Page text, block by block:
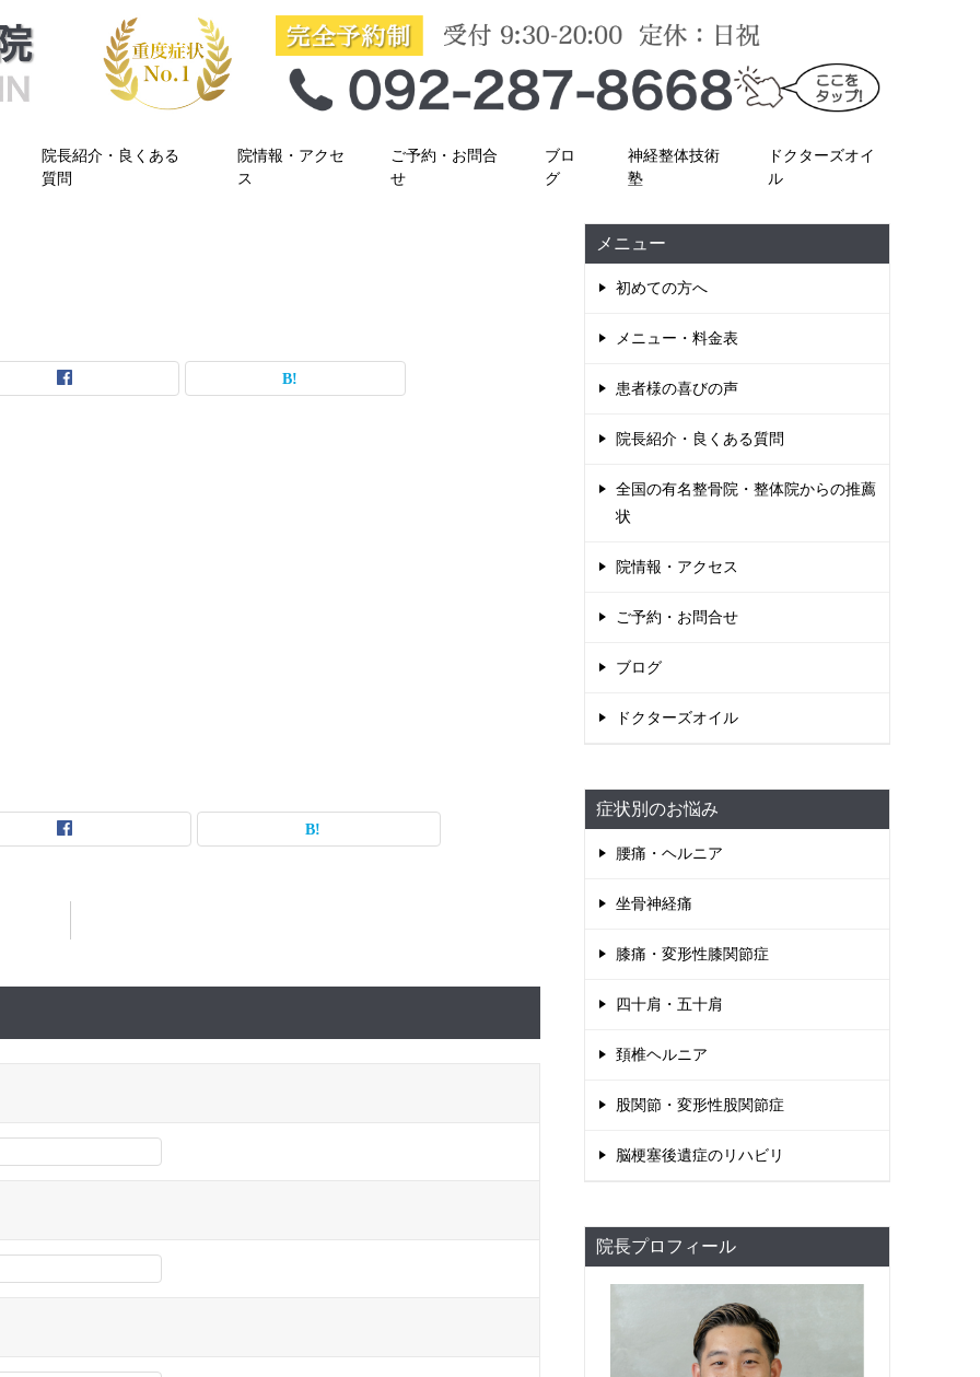
院長紹介・良くある
質問
院情報・アクセ
ス
ご予約・お問合
せ
ブロ
グ
神経整体技術
塾
ドクターズオイ
ル
メニュー
初めての方へ
メニュー・料金表
患者様の喜びの声
院長紹介・良くある質問
全国の有名整骨院・整体院からの推薦
状
院情報・アクセス
ご予約・お問合せ
ブログ
ドクターズオイル
症状別のお悩み
腰痛・ヘルニア
坐骨神経痛
膝痛・変形性膝関節症
四十肩・五十肩
頚椎ヘルニア
股関節・変形性股関節症
脳梗塞後遺症のリハビリ
院長プロフィール